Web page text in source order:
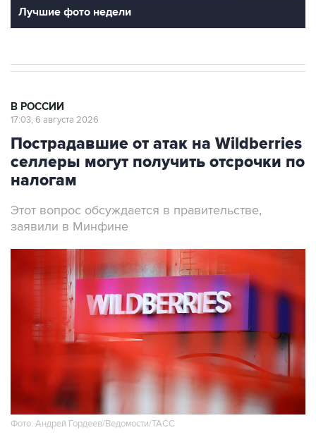
Лучшие фото недели
В РОССИИ
17:03, 6 августа 2026
Пострадавшие от атак на Wildberries
селлеры могут получить отсрочки по
налогам
Этот вопрос обсуждается в правительстве,
заявили в Минфине
Фото: Андрей Гордеев/Ведомости/ТАСС